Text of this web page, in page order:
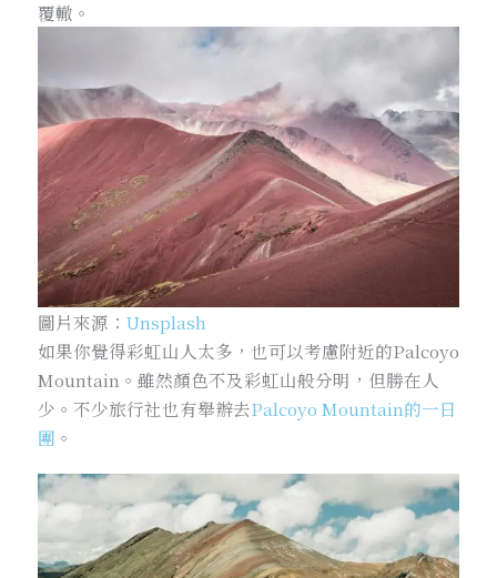
覆轍。
圖片來源： Unsplash
如果你覺得彩虹山人太多，也可以考慮附近的Palcoyo
Mountain。雖然顏色不及彩虹山般分明，但勝在人
少。不少旅行社也有舉辦去Palcoyo Mountain的一日
團 。